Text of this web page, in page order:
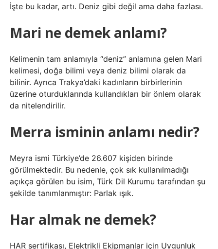
İşte bu kadar, artı. Deniz gibi değil ama daha fazlası.
Mari ne demek anlamı?
Kelimenin tam anlamıyla “deniz” anlamına gelen Mari
kelimesi, doğa bilimi veya deniz bilimi olarak da
bilinir. Ayrıca Trakya’daki kadınların birbirlerinin
üzerine oturduklarında kullandıkları bir önlem olarak
da nitelendirilir.
Merra isminin anlamı nedir?
Meyra ismi Türkiye’de 26.607 kişiden birinde
görülmektedir. Bu nedenle, çok sık kullanılmadığı
açıkça görülen bu isim, Türk Dil Kurumu tarafından şu
şekilde tanımlanmıştır: Parlak ışık.
Har almak ne demek?
HAR sertifikası, Elektrikli Ekipmanlar için Uygunluk